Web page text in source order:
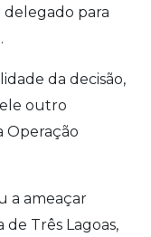
para
da decisão,
outro
Operação
a ameaçar
Três Lagoas,